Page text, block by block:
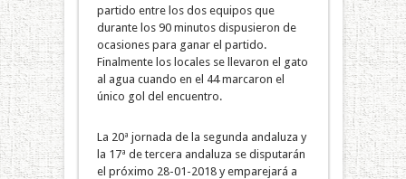
partido entre los dos equipos que
durante los 90 minutos dispusieron de
ocasiones para ganar el partido.
Finalmente los locales se llevaron el gato
al agua cuando en el 44 marcaron el
único gol del encuentro.
La 20ª jornada de la segunda andaluza y
la 17ª de tercera andaluza se disputarán
el próximo 28-01-2018 y emparejará a